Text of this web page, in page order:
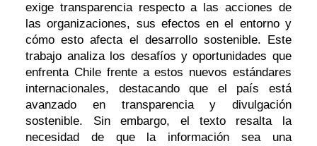
exige transparencia respecto a las acciones de
las organizaciones, sus efectos en el entorno y
cómo esto afecta el desarrollo sostenible. Este
trabajo analiza los desafíos y oportunidades que
enfrenta Chile frente a estos nuevos estándares
internacionales, destacando que el país está
avanzado en transparencia y divulgación
sostenible. Sin embargo, el texto resalta la
necesidad de que la información sea una